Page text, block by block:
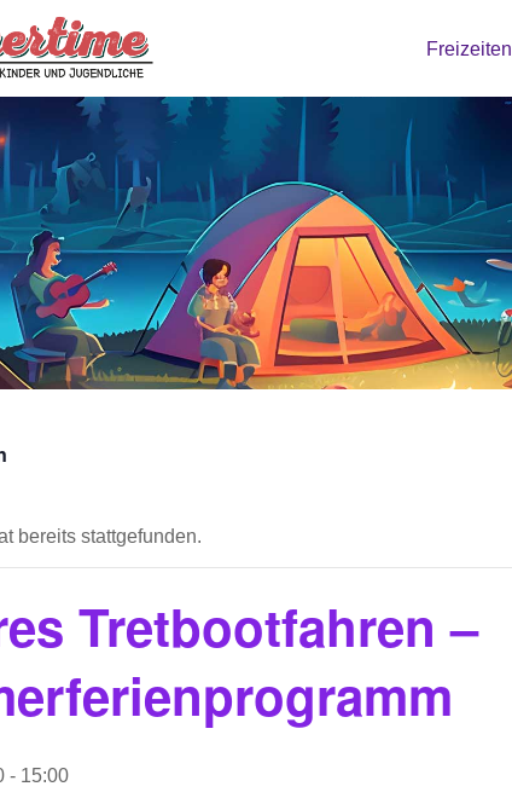
Göttingen
Freizeiten
bereits stattgefunden.
Tretbootfahren –
- 15:00